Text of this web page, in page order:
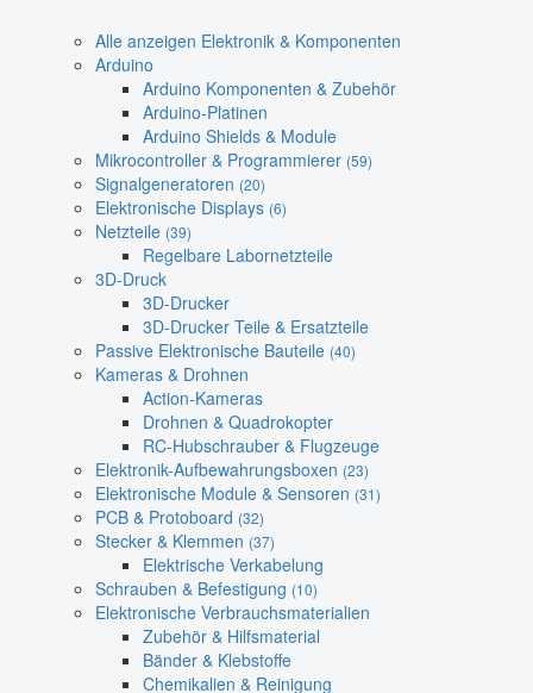
Alle anzeigen Elektronik & Komponenten
Arduino
Arduino Komponenten & Zubehör
Arduino-Platinen
Arduino Shields & Module
Mikrocontroller & Programmierer (59)
Signalgeneratoren (20)
Elektronische Displays (6)
Netzteile (39)
Regelbare Labornetzteile
3D-Druck
3D-Drucker
3D-Drucker Teile & Ersatzteile
Passive Elektronische Bauteile (40)
Kameras & Drohnen
Action-Kameras
Drohnen & Quadrokopter
RC-Hubschrauber & Flugzeuge
Elektronik-Aufbewahrungsboxen (23)
Elektronische Module & Sensoren (31)
PCB & Protoboard (32)
Stecker & Klemmen (37)
Elektrische Verkabelung
Schrauben & Befestigung (10)
Elektronische Verbrauchsmaterialien
Zubehör & Hilfsmaterial
Bänder & Klebstoffe
Chemikalien & Reinigung